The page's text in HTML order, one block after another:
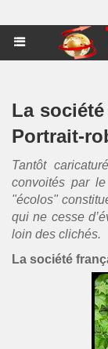
La
Portrait-
Tantôt
convoités par
"écolos"
qui ne cesse
loin des clichés.
La société